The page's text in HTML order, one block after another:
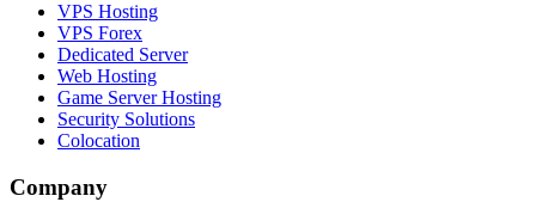
VPS Hosting
VPS Forex
Dedicated Server
Web Hosting
Game Server Hosting
Security Solutions
Colocation
Company